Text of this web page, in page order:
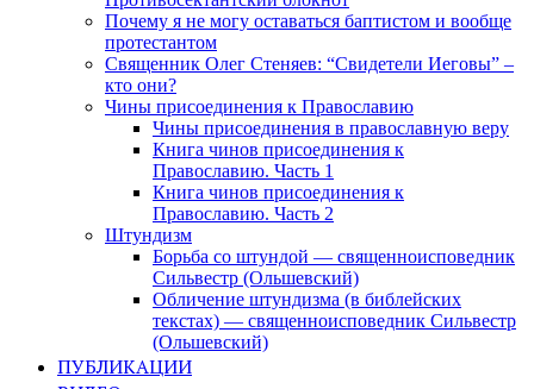
Почему я не могу оставаться баптистом и вообще
протестантом
Священник Олег Стеняев: “Свидетели Иеговы” –
кто они?
Чины присоединения к Православию
Чины присоединения в православную веру
Книга чинов присоединения к
Православию. Часть 1
Книга чинов присоединения к
Православию. Часть 2
Штундизм
Борьба со штундой — священноисповедник
Сильвестр (Ольшевский)
Обличение штундизма (в библейских
текстах) — священноисповедник Сильвестр
(Ольшевский)
ПУБЛИКАЦИИ